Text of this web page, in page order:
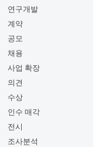
연구개발
계약
공모
채용
사업 확장
의견
수상
인수 매각
전시
조사분석